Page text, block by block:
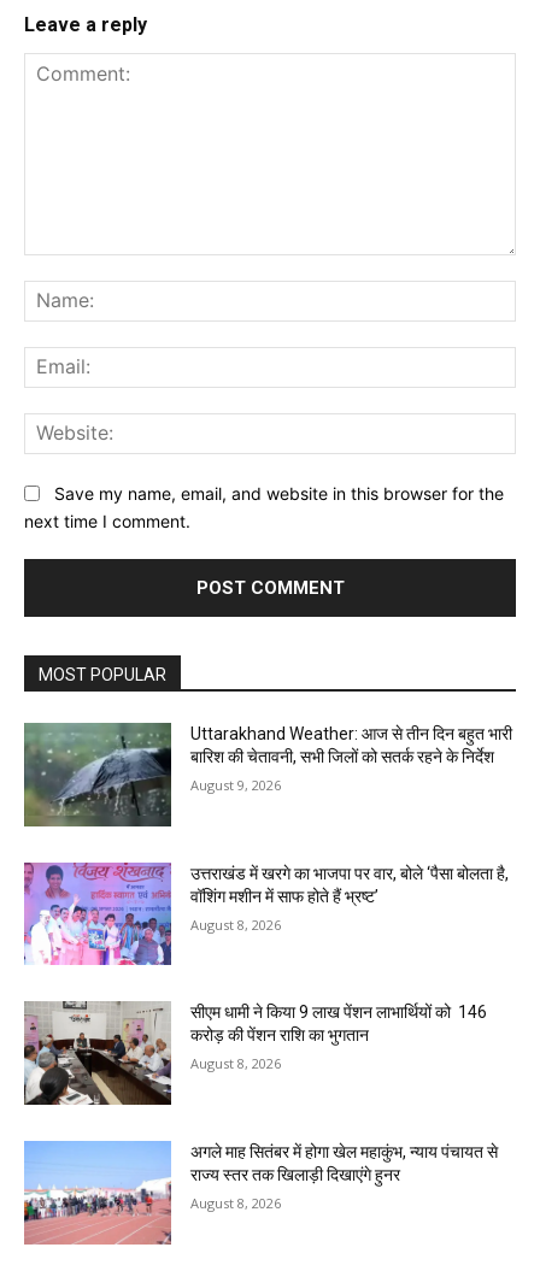
Leave a reply
Save my name, email, and website in this browser for the
next time I comment.
MOST POPULAR
Uttarakhand Weather: आज से तीन दिन बहुत भारी
बारिश की चेतावनी, सभी जिलों को सतर्क रहने के निर्देश
August 9, 2026
उत्तराखंड में खरगे का भाजपा पर वार, बोले ‘पैसा बोलता है,
वॉशिंग मशीन में साफ होते हैं भ्रष्ट’
August 8, 2026
सीएम धामी ने किया 9 लाख पेंशन लाभार्थियों को ₹ 146
करोड़ की पेंशन राशि का भुगतान
August 8, 2026
अगले माह सितंबर में होगा खेल महाकुंभ, न्याय पंचायत से
राज्य स्तर तक खिलाड़ी दिखाएंगे हुनर
August 8, 2026